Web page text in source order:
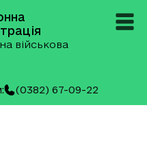
військова
(0382) 67-09-22